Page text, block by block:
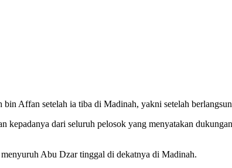
Affan setelah ia tiba di Madinah, yakni setelah
kepadanya dari seluruh pelosok yang menyatakan
Abu Dzar tinggal di dekatnya di Madinah.